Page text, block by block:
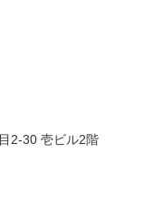
2-30 壱ビル2階